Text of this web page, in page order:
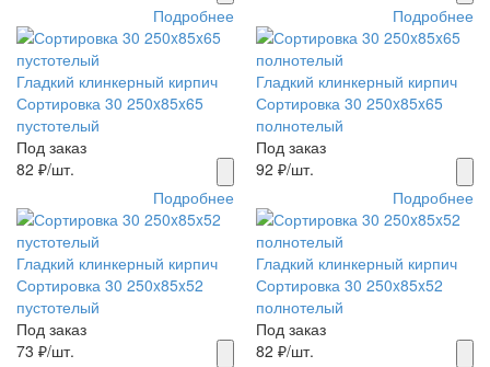
Подробнее
Подробнее
Гладкий клинкерный кирпич
Сортировка 30 250x85x65
пустотелый
Под заказ
82 ₽/шт.
Подробнее
Гладкий клинкерный кирпич
Сортировка 30 250x85x65
полнотелый
Под заказ
92 ₽/шт.
Подробнее
Гладкий клинкерный кирпич
Сортировка 30 250x85x52
пустотелый
Под заказ
73 ₽/шт.
Гладкий клинкерный кирпич
Сортировка 30 250x85x52
полнотелый
Под заказ
82 ₽/шт.